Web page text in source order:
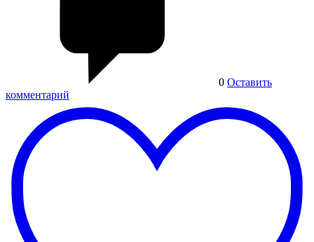
0 Оставить
комментарий